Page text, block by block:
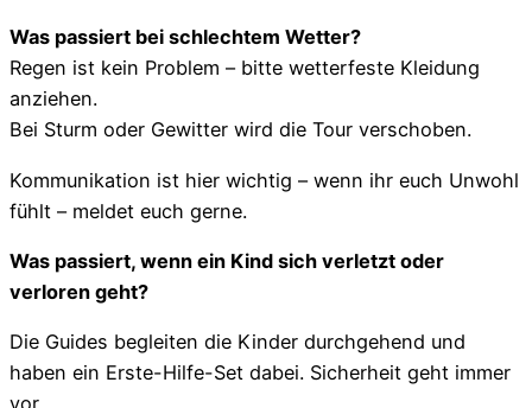
Was passiert bei schlechtem Wetter?
Regen ist kein Problem – bitte wetterfeste Kleidung
anziehen.
Bei Sturm oder Gewitter wird die Tour verschoben.
Kommunikation ist hier wichtig – wenn ihr euch Unwohl
fühlt – meldet euch gerne.
Was passiert, wenn ein Kind sich verletzt oder
verloren geht?
Die Guides begleiten die Kinder durchgehend und
haben ein Erste-Hilfe-Set dabei. Sicherheit geht immer